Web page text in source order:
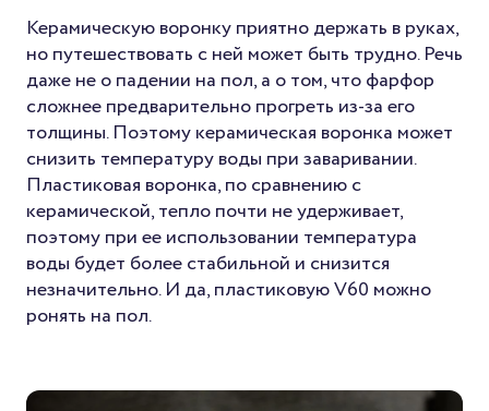
Керамическую воронку приятно держать в руках,
но путешествовать с ней может быть трудно. Речь
даже не о падении на пол, а о том, что фарфор
сложнее предварительно прогреть из-за его
толщины. Поэтому керамическая воронка может
снизить температуру воды при заваривании.
Пластиковая воронка, по сравнению с
керамической, тепло почти не удерживает,
поэтому при ее использовании температура
воды будет более стабильной и снизится
незначительно. И да, пластиковую V60 можно
ронять на пол.